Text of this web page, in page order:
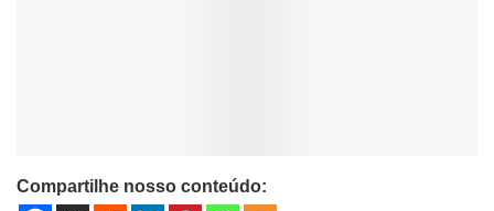
Compartilhe nosso conteúdo: